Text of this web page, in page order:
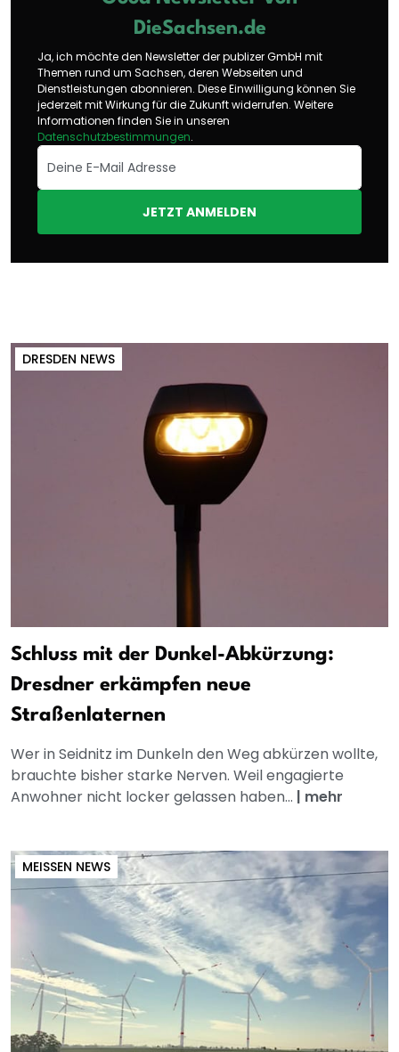
DieSachsen.de
Ja, ich möchte den Newsletter der publizer GmbH mit
Themen rund um Sachsen, deren Webseiten und
Dienstleistungen abonnieren. Diese Einwilligung können Sie
jederzeit mit Wirkung für die Zukunft widerrufen. Weitere
Informationen finden Sie in unseren
Datenschutzbestimmungen.
JETZT ANMELDEN
DRESDEN NEWS
Schluss mit der Dunkel-Abkürzung:
Dresdner erkämpfen neue
Straßenlaternen
Wer in Seidnitz im Dunkeln den Weg abkürzen wollte,
brauchte bisher starke Nerven. Weil engagierte
Anwohner nicht locker gelassen haben... | mehr
MEISSEN NEWS